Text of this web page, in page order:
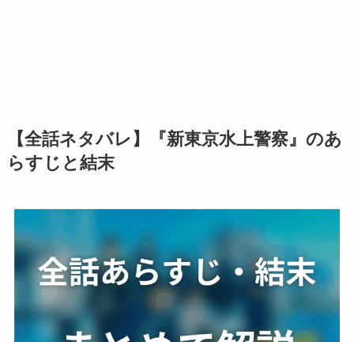
【全話ネタバレ】『新東京水上警察』のあ
らすじと結末